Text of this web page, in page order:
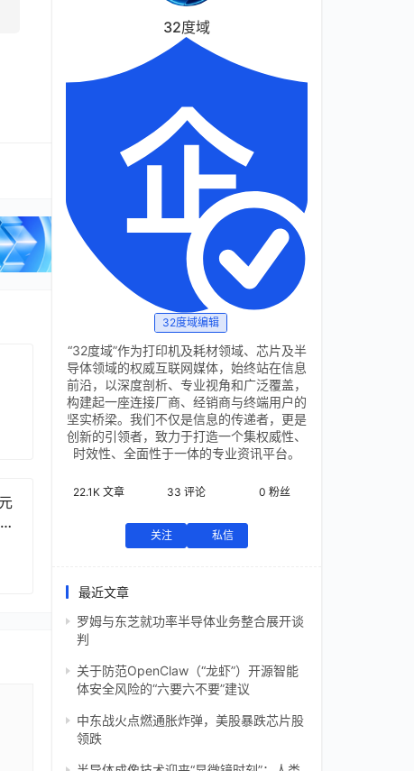
32度域
32度域编辑
“32度域”作为打印机及耗材领域、芯片及半
导体领域的权威互联网媒体，始终站在信息
前沿，以深度剖析、专业视角和广泛覆盖，
构建起一座连接厂商、经销商与终端用户的
坚实桥梁。我们不仅是信息的传递者，更是
创新的引领者，致力于打造一个集权威性、
时效性、全面性于一体的专业资讯平台。
22.1K 文章 33 评论 0 粉丝
关注 私信
最近文章
罗姆与东芝就功率半导体业务整合展开谈
判
关于防范OpenClaw（“龙虾”）开源智能
体安全风险的“六要六不要”建议
中东战火点燃通胀炸弹，美股暴跌芯片股
领跌